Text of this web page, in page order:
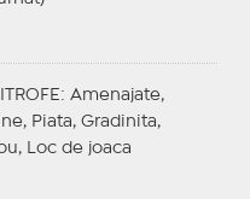
: Amenajate,
Piata, Gradinita,
Loc de joaca